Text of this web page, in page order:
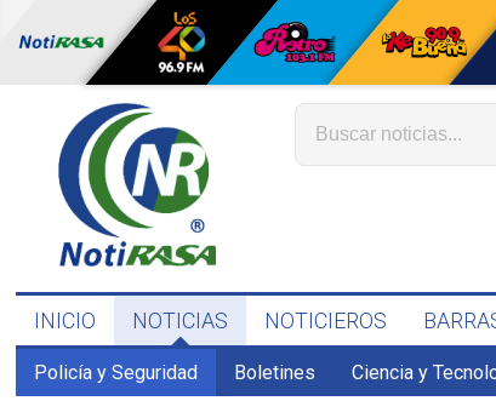
INICIO NOTICIAS NOTICIEROS
Policía y Seguridad Boletines Ciencia y